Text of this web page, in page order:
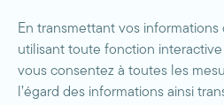
En transmettant vos informations
utilisant toute fonction
vous consentez à toutes les
l’égard des informations ainsi